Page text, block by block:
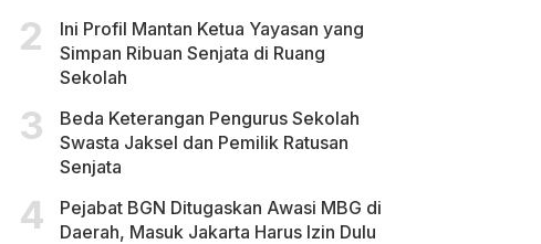
Ini Profil Mantan Ketua Yayasan yang
Simpan Ribuan Senjata di Ruang
Sekolah
Beda Keterangan Pengurus Sekolah
Swasta Jaksel dan Pemilik Ratusan
Senjata
Pejabat BGN Ditugaskan Awasi MBG di
Daerah, Masuk Jakarta Harus Izin Dulu